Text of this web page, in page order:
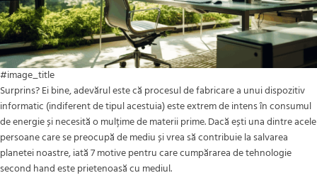
#image_title
Surprins? Ei bine, adevărul este că procesul de fabricare a unui dispozitiv
informatic (indiferent de tipul acestuia) este extrem de intens în consumul
de energie și necesită o mulțime de materii prime. Dacă ești una dintre acele
persoane care se preocupă de mediu și vrea să contribuie la salvarea
planetei noastre, iată 7 motive pentru care cumpărarea de tehnologie
second hand este prietenoasă cu mediul.